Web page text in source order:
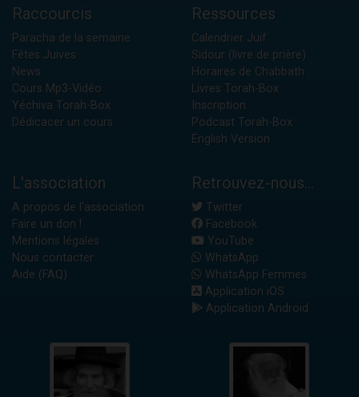
Raccourcis
Paracha de la semaine
Fêtes Juives
News
Cours Mp3-Vidéo
Yéchiva Torah-Box
Dédicacer un cours
Ressources
Calendrier Juif
Sidour (livre de prière)
Horaires de Chabbath
Livres Torah-Box
Inscription
Podcast Torah-Box
English Version
L'association
A propos de l'association
Faire un don !
Mentions légales
Nous contacter
Aide (FAQ)
Retrouvez-nous...
Twitter
Facebook
YouTube
WhatsApp
WhatsApp Femmes
Application iOS
Application Android